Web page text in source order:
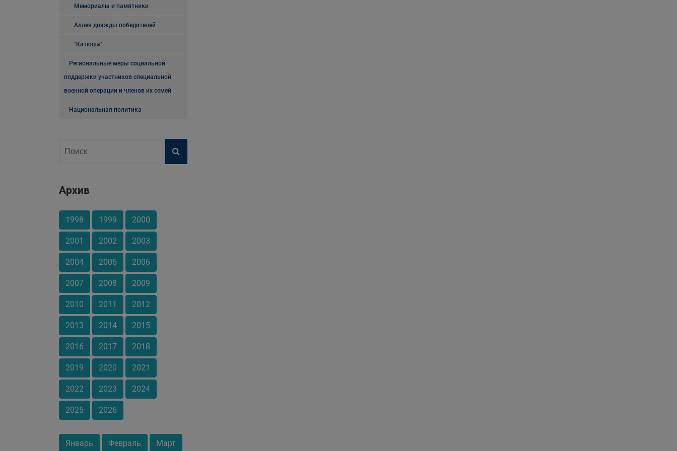
Мемориалы и памятники
Аллея дважды победителей
"Катюша"
Региональные меры социальной
поддержки участников специальной
военной операции и членов их семей
Национальная политика
Архив
1998 1999 2000
2001 2002 2003
2004 2005 2006
2007 2008 2009
2010 2011 2012
2013 2014 2015
2016 2017 2018
2019 2020 2021
2022 2023 2024
2025 2026
Январь Февраль Март